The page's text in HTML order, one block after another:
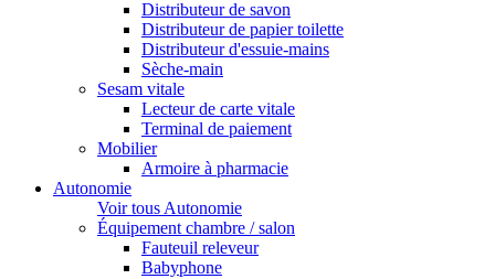
Distributeur de savon
Distributeur de papier toilette
Distributeur d'essuie-mains
Sèche-main
Sesam vitale
Lecteur de carte vitale
Terminal de paiement
Mobilier
Armoire à pharmacie
Autonomie
Voir tous Autonomie
Équipement chambre / salon
Fauteuil releveur
Babyphone